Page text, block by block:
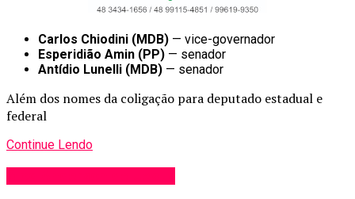
Carlos Chiodini (MDB) — vice-governador
Esperidião Amin (PP) — senador
Antídio Lunelli (MDB) — senador
Além dos nomes da coligação para deputado estadual e
federal
Continue Lendo